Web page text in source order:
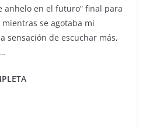
anhelo en el futuro” final para
se agotaba mi
sensación de escuchar más,